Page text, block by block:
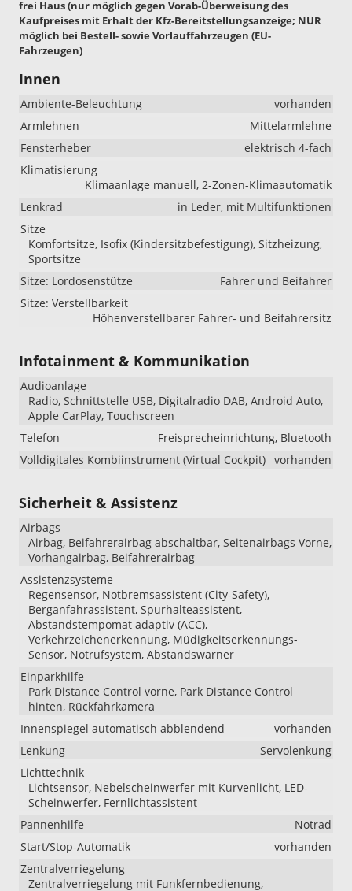
frei Haus (nur möglich gegen Vorab-Überweisung des
Kaufpreises mit Erhalt der Kfz-Bereitstellungsanzeige; NUR
möglich bei Bestell- sowie Vorlauffahrzeugen (EU-
Fahrzeugen)
Innen
Ambiente-Beleuchtung
vorhanden
Armlehnen
Mittelarmlehne
Fensterheber
elektrisch 4-fach
Klimatisierung
Klimaanlage manuell, 2-Zonen-Klimaautomatik
Lenkrad
in Leder, mit Multifunktionen
Sitze
Komfortsitze, Isofix (Kindersitzbefestigung), Sitzheizung,
Sportsitze
Sitze: Lordosenstütze
Fahrer und Beifahrer
Sitze: Verstellbarkeit
Höhenverstellbarer Fahrer- und Beifahrersitz
Infotainment & Kommunikation
Audioanlage
Radio, Schnittstelle USB, Digitalradio DAB, Android Auto,
Apple CarPlay, Touchscreen
Telefon
Freisprecheinrichtung, Bluetooth
Volldigitales Kombiinstrument (Virtual Cockpit) vorhanden
Sicherheit & Assistenz
Airbags
Airbag, Beifahrerairbag abschaltbar, Seitenairbags Vorne,
Vorhangairbag, Beifahrerairbag
Assistenzsysteme
Regensensor, Notbremsassistent (City-Safety),
Berganfahrassistent, Spurhalteassistent,
Abstandstempomat adaptiv (ACC),
Verkehrzeichenerkennung, Müdigkeitserkennungs-
Sensor, Notrufsystem, Abstandswarner
Einparkhilfe
Park Distance Control vorne, Park Distance Control
hinten, Rückfahrkamera
Innenspiegel automatisch abblendend
vorhanden
Lenkung
Servolenkung
Lichttechnik
Lichtsensor, Nebelscheinwerfer mit Kurvenlicht, LED-
Scheinwerfer, Fernlichtassistent
Pannenhilfe
Notrad
Start/Stop-Automatik
vorhanden
Zentralverriegelung
Zentralverriegelung mit Funkfernbedienung,